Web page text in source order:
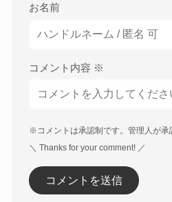
お名前
コメント内容 ※
※コメントは承認制です。管理人が承
＼ Thanks for your comment! ／